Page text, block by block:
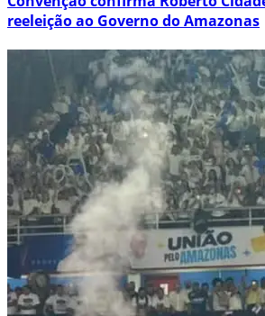
reeleição ao Governo do Amazonas